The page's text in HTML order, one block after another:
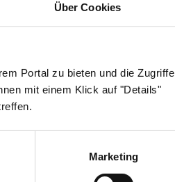
Über Cookies
Portal zu bieten und die Zugriffe
mit einem Klick auf "Details"
Marketing